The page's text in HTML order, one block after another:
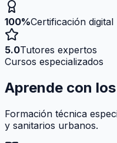
100%Certificación digital
5.0Tutores expertos
Cursos especializados
Aprende con
Formación técnica
y sanitarios urbanos.